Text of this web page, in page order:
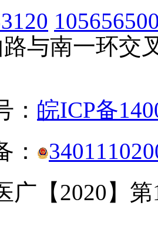
与南一环交
： 皖ICP备
：
广【2020】